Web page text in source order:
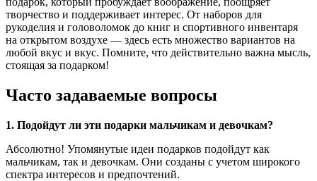
творчество и поддерживает интерес. От наборов для
рукоделия и головоломок до книг и спортивного инвентаря
на открытом воздухе — здесь есть множество вариантов на
любой вкус и вкус. Помните, что действительно важна мысль,
стоящая за подарком!
Часто задаваемые вопросы
1. Подойдут ли эти подарки мальчикам и девочкам?
Абсолютно! Упомянутые идеи подарков подойдут как
мальчикам, так и девочкам. Они созданы с учетом широкого
спектра интересов и предпочтений.